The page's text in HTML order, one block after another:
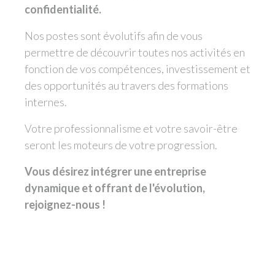
confidentialité.
Nos postes sont évolutifs afin de vous
permettre de découvrir toutes nos activités en
fonction de vos compétences, investissement et
des opportunités au travers des formations
internes.
Votre professionnalisme et votre savoir-être
seront les moteurs de votre progression.
Vous désirez intégrer une entreprise
dynamique et offrant de l'évolution,
rejoignez-nous !